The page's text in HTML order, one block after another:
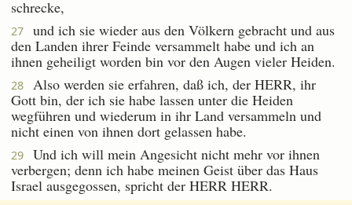
schrecke,
27
und ich sie wieder aus den Völkern gebracht und aus
den Landen ihrer Feinde versammelt habe und ich an
ihnen geheiligt worden bin vor den Augen vieler Heiden.
28
Also werden sie erfahren, daß ich, der HERR, ihr
Gott bin, der ich sie habe lassen unter die Heiden
wegführen und wiederum in ihr Land versammeln und
nicht einen von ihnen dort gelassen habe.
29
Und ich will mein Angesicht nicht mehr vor ihnen
verbergen; denn ich habe meinen Geist über das Haus
Israel ausgegossen, spricht der HERR HERR.